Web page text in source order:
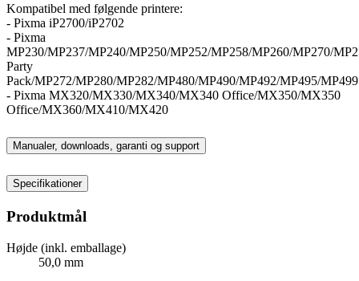
Kompatibel med følgende printere:
- Pixma iP2700/iP2702
- Pixma
MP230/MP237/MP240/MP250/MP252/MP258/MP260/MP270/
Party
Pack/MP272/MP280/MP282/MP480/MP490/MP492/MP495/MP499
- Pixma MX320/MX330/MX340/MX340 Office/MX350/MX350
Office/MX360/MX410/MX420
Manualer, downloads, garanti og support
Specifikationer
Produktmål
Højde (inkl. emballage)
50,0 mm